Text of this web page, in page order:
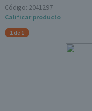
Código: 2041297
Calificar producto
1 de 1